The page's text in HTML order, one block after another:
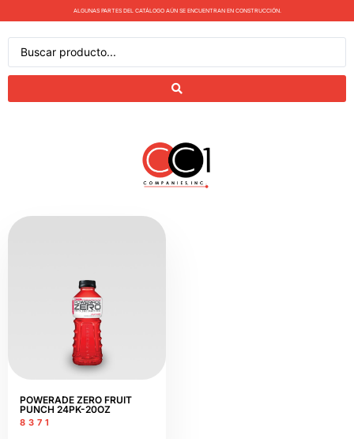
ALGUNAS PARTES DEL CATÁLOGO AÚN SE ENCUENTRAN EN CONSTRUCCIÓN.
POWERADE ZERO FRUIT
PUNCH 24PK-20OZ
8371